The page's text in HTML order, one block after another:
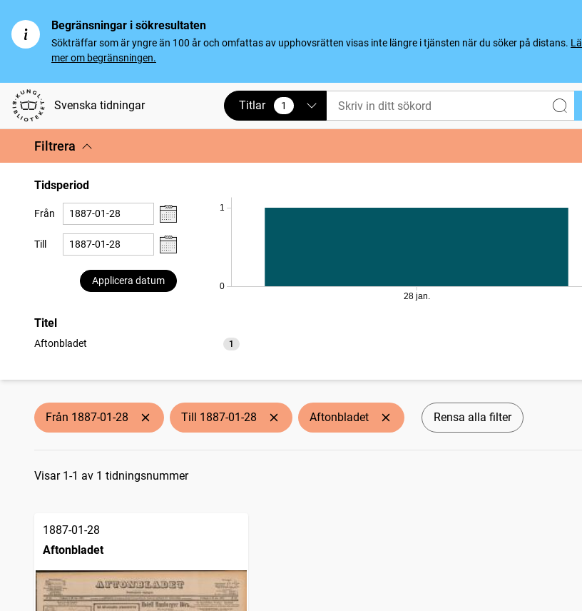
Begränsningar i sökresultaten
Sökträffar som är yngre än 100 år och omfattas av upphovsrätten visas inte längre i tjänsten när du söker på distans.
mer om begränsningen.
Svenska tidningar Titlar 1
vald
Filtrera
Tidsperiod
Från
Till
Applicera datum
0
1
28 jan.
Titel
Aftonbladet 1
träffar
Från 1887-01-28 Till 1887-01-28 Aftonbladet Rensa alla filter
Sökresultat
Visar 1-1 av 1 tidningsnummer
1887-01-28
Aftonbladet